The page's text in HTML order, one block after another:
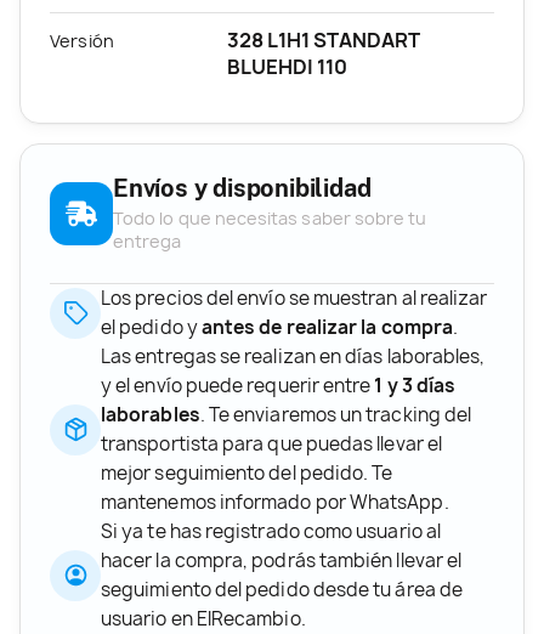
Versión
328 L1H1 STANDART
BLUEHDI 110
Envíos y disponibilidad
Todo lo que necesitas saber sobre tu
entrega
Los precios del envío se muestran al realizar
el pedido yantes de realizar la compra.
Las entregas se realizan en días laborables,
y el envío puede requerir entre1 y 3 días
laborables. Te enviaremos un tracking del
transportista para que puedas llevar el
mejor seguimiento del pedido. Te
mantenemos informado por WhatsApp.
Si ya te has registrado como usuario al
hacer la compra, podrás también llevar el
seguimiento del pedido desde tu área de
usuario en ElRecambio.